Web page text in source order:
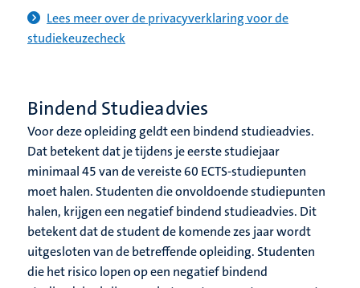
Lees meer over de privacyverklaring voor de
studiekeuzecheck
Bindend Studieadvies
Voor deze opleiding geldt een bindend studieadvies.
Dat betekent dat je tijdens je eerste studiejaar
minimaal 45 van de vereiste 60 ECTS-studiepunten
moet halen. Studenten die onvoldoende studiepunten
halen, krijgen een negatief bindend studieadvies. Dit
betekent dat de student de komende zes jaar wordt
uitgesloten van de betreffende opleiding. Studenten
die het risico lopen op een negatief bindend